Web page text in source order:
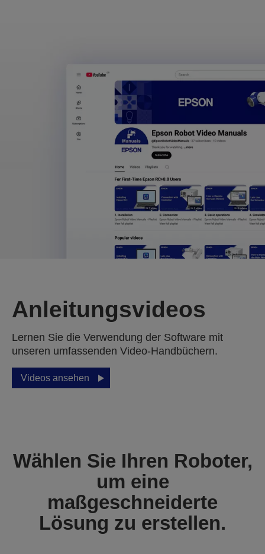
Anleitungsvideos
Lernen Sie die Verwendung der Software mit
unseren umfassenden Video-Handbüchern.
Videos ansehen
Wählen Sie Ihren Roboter,
um eine
maßgeschneiderte
Lösung zu erstellen.